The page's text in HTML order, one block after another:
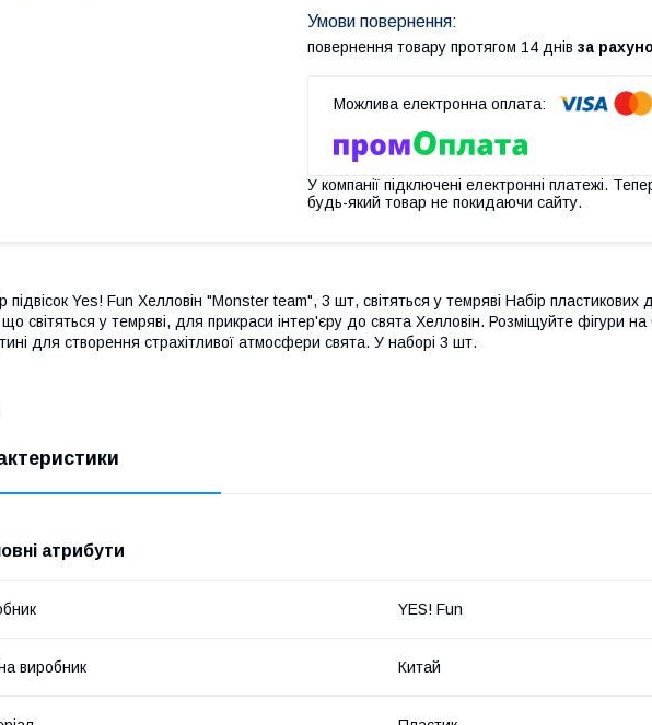
повернення товару протягом 14 днів за
У компанії підключені електронні платежі.
будь-який товар не покидаючи сайту.
підвісок Yes! Fun Хелловін "Monster team", 3 шт, світяться у темряві Набір пластикових
світяться у темряві, для прикраси інтер'єру до свята Хелловін. Розміщуйте фігури
для створення страхітливої атмосфери свята. У наборі 3 шт.
атрибути
YES! Fun
виробник Китай